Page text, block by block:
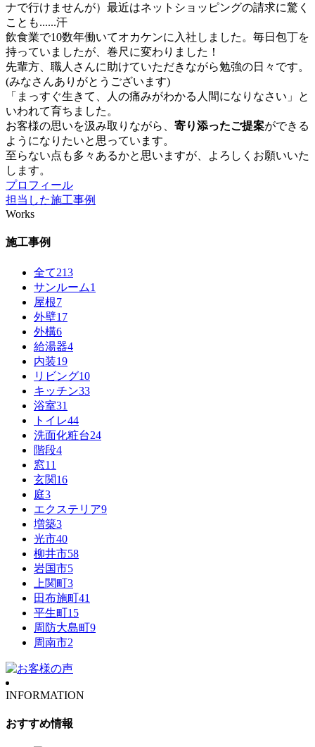
ナで行けませんが）最近はネットショッピングの請求に驚く
ことも......汗
飲食業で10数年働いてオカケンに入社しました。毎日包丁を
持っていましたが、巻尺に変わりました！
先輩方、職人さんに助けていただきながら勉強の日々です。
(みなさんありがとうございます)
「まっすぐ生きて、人の痛みがわかる人間になりなさい」と
いわれて育ちました。
お客様の思いを汲み取りながら、 寄り添ったご提案ができる
ようになりたいと思っています。
至らない点も多々あるかと思いますが、よろしくお願いいた
します。
プロフィール
担当した施工事例
Works
施工事例
全て213
サンルーム1
屋根7
外壁17
外構6
給湯器4
内装19
リビング10
キッチン33
浴室31
トイレ44
洗面化粧台24
階段4
窓11
玄関16
庭3
エクステリア9
増築3
光市40
柳井市58
岩国市5
上関町3
田布施町41
平生町15
周防大島町9
周南市2
INFORMATION
おすすめ情報